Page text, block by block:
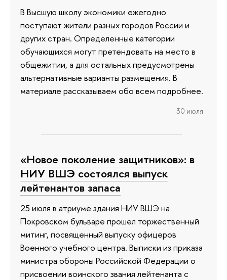
В Высшую школу экономики ежегодно
поступают жители разных городов России и
других стран. Определенные категории
обучающихся могут претендовать на место в
общежитии, а для остальных предусмотрены
альтернативные варианты размещения. В
материале рассказываем обо всем подробнее.
30 июля
«Новое поколение защитников»: в
НИУ ВШЭ состоялся выпуск
лейтенантов запаса
25 июля в атриуме здания НИУ ВШЭ на
Покровском бульваре прошел торжественный
митинг, посвященный выпуску офицеров
Военного учебного центра. Выписки из приказа
министра обороны Российской Федерации о
присвоении воинского звания лейтенанта с